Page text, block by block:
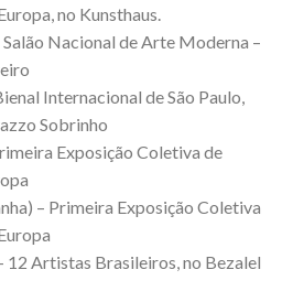
no Kunsthaus.
Salão Nacional de Arte Moderna –
Internacional de São Paulo,
Sobrinho
Exposição Coletiva de
– Primeira Exposição Coletiva
12 Artistas Brasileiros, no Bezalel